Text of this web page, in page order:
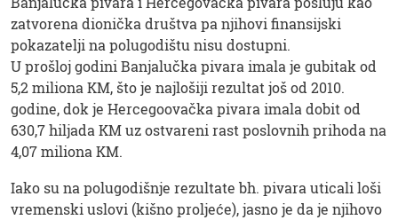
zatvorena dionička društva pa njihovi finansijski
pokazatelji na polugodištu nisu dostupni.
U prošloj godini Banjalučka pivara imala je gubitak od
5,2 miliona KM, što je najlošiji rezultat još od 2010.
godine, dok je Hercegoovačka pivara imala dobit od
630,7 hiljada KM uz ostvareni rast poslovnih prihoda na
4,07 miliona KM.
Iako su na polugodišnje rezultate bh. pivara uticali loši
vremenski uslovi (kišno proljeće), jasno je da je njihovo